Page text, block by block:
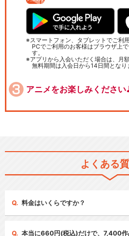
スマートフォン、タブレットでご利
PCでご利用のお客様はブラウザ上
す。
アプリから入会いただく場合は、月
無料期間は入会日から14日間となり
アニメをお楽しみください
よくある
料金はいくらですか？
本当に660円(税込)だけで、7,400作